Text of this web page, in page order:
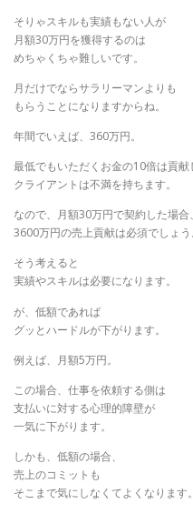
そりゃスキルも実績もない人が
月額30万円を獲得するのは
めちゃくちゃ難しいです。
月だけでならサラリーマンよりも
もらうことになりますからね。
年間でいえば、360万円。
最低でもいただくお金の10倍は貢献
クライアントは不満を持ちます。
なので、月額30万円で契約した場合、
3600万円の売上貢献は必須でしょう
そう考えると
実績やスキルは必要になります。
が、低額であれば
グッとハードルが下がります。
例えば、月額5万円。
この場合、仕事を依頼する側は
支払いに対する心理的障壁が
一気に下がります。
しかも、低額の場合、
売上のコミットも
そこまで気にしなくてよくなります。